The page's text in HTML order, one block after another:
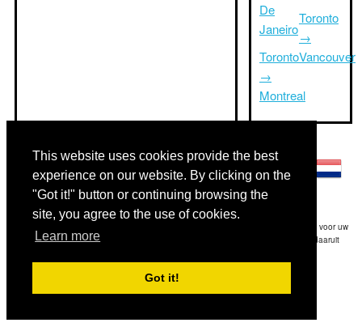
This website uses cookies provide the best
experience on our website. By clicking on the
"Got it!" button or continuing browsing the
site, you agree to the use of cookies.
Learn more
Got it!
De
Janeiro
Toronto
→
Montreal
Toronto
→
Vancouver
Disclaimer: De op deze website afgebeelde gegevens is onze beste schatting en voor uw
referentie.Triptimeto.com is niet aansprakelijk voor eventuele trip delay en / of daaruit